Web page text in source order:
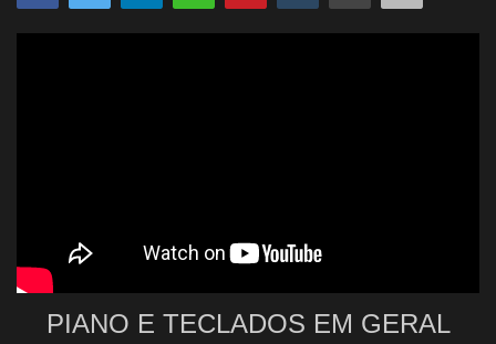
Fale Conosco
PIANO E TECLADOS EM GERAL